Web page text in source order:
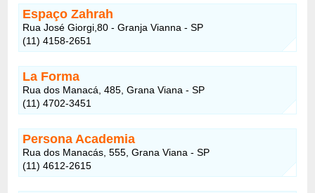
Espaço Zahrah
Rua José Giorgi,80 - Granja Vianna - SP
(11) 4158-2651
La Forma
Rua dos Manacá, 485, Grana Viana - SP
(11) 4702-3451
Persona Academia
Rua dos Manacás, 555, Grana Viana - SP
(11) 4612-2615